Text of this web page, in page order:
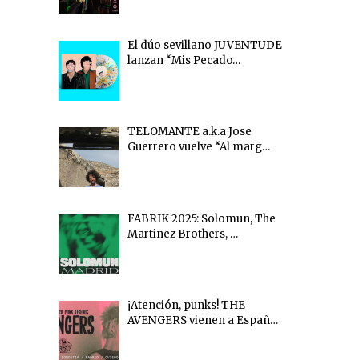
El dúo sevillano JUVENTUDE
lanzan “Mis Pecado…
TELOMANTE a.k.a Jose
Guerrero vuelve “Al marg…
FABRIK 2025: Solomun, The
Martinez Brothers, …
¡Atención, punks! THE
AVENGERS vienen a Españ…